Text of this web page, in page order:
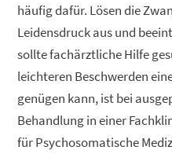
häufig dafür. Lösen die
Leidensdruck aus und
sollte fachärztliche Hilfe
leichteren Beschwerden
genügen kann, ist bei
Behandlung in einer
für Psychosomatische